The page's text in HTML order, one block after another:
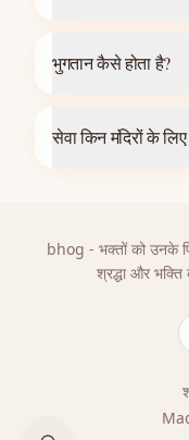
भुगतान कैसे होता है?
सेवा किन मंदिरों के
bhog - भक्तों को उनके
श्रद्धा और